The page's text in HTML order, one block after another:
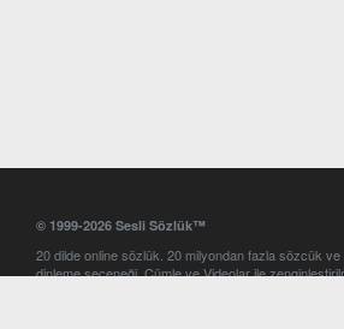
© 1999-2026 Sesli Sözlük™
20 dilde online sözlük. 20 milyondan fazla sözcük ve
dinleme seçeneği. Cümle ve Videolar ile